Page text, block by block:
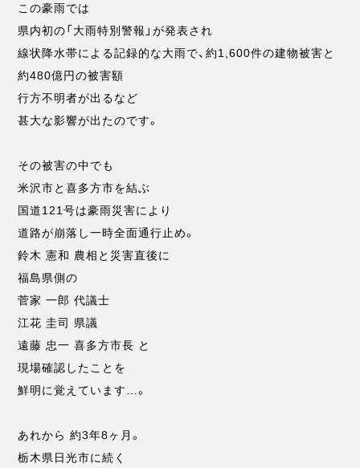
この豪雨では
県内初の「大雨特別警報」が発表され
線状降水帯による記録的な大雨で、約1,600件の建物被害と
約480億円の被害額
行方不明者が出るなど
甚大な影響が出たのです。
その被害の中でも
米沢市と喜多方市を結ぶ
国道121号は豪雨災害により
道路が崩落し一時全面通行止め。
鈴木 憲和 農相と災害直後に
福島県側の
菅家 一郎 代議士
江花 圭司 県議
遠藤 忠一 喜多方市長 と
現場確認したことを
鮮明に覚えています…。
あれから 約3年8ヶ月。
栃木県日光市に続く